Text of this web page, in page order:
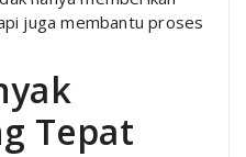
juga membantu proses
Tepat